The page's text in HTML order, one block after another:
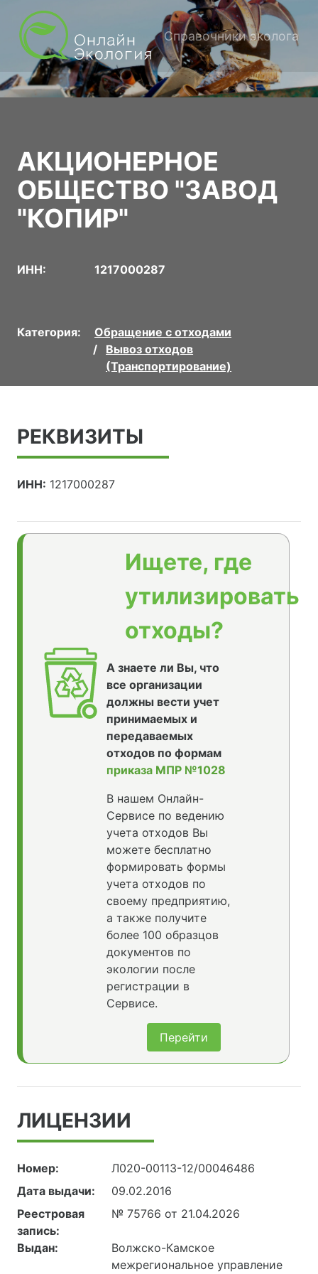
Справочники эколога
АКЦИОНЕРНОЕ
ОБЩЕСТВО "ЗАВОД
"КОПИР"
ИНН: 1217000287
Категория:
Обращение с отходами
Вывоз отходов
(Транспортирование)
РЕКВИЗИТЫ
ИНН: 1217000287
Ищете, где
утилизировать
отходы?
А знаете ли Вы, что
все организации
должны вести учет
принимаемых и
передаваемых
отходов по формам
приказа МПР №1028
В нашем Онлайн-
Сервисе по ведению
учета отходов Вы
можете бесплатно
формировать формы
учета отходов по
своему предприятию,
а также получите
более 100 образцов
документов по
экологии после
регистрации в
Сервисе.
Перейти
ЛИЦЕНЗИИ
Номер:
Л020-00113-12/00046486
Дата выдачи:
09.02.2016
Реестровая
запись:
№ 75766 от 21.04.2026
Выдан:
Волжско-Камское
межрегиональное управление